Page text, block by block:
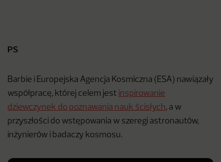
PS
Barbie i Europejska Agencja Kosmiczna (ESA) nawiązały
współpracę, której celem jest inspirowanie
dziewczynek do poznawania nauk ścisłych, a w
przyszłości do wstępowania w szeregi astronautów,
inżynierów i badaczy kosmosu.